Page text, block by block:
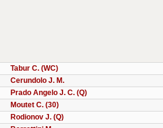
Tabur C. (WC)
Cerundolo J. M.
Prado Angelo J. C. (Q)
Moutet C. (30)
Rodionov J. (Q)